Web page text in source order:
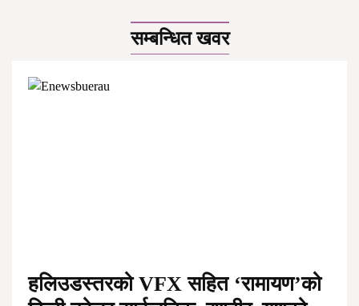
सम्बन्धित खवर
हलिउडस्तरको VFX सहित ‘रामायण’को